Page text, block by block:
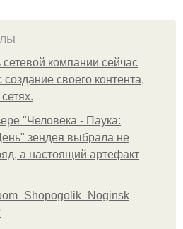
сетевой компании сейчас
своего контента,
"Человека - Паука:
зендея выбрала не
а настоящий артефакт